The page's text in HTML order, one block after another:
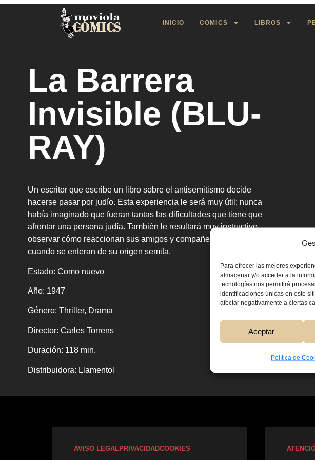
Para ofrecer las mejores
almacenar y/o acceder a la
tecnologías nos permitirá
identificaciones únicas en este
afectar negativamente a ciertas
Aceptar
Política de
INICIO COMICS LIBROS
La Barrera
Invisible (BLU-
RAY)
Un escritor que escribe un libro sobre el antisemitismo decide
hacerse pasar por judío. Esta experiencia le será muy útil: nunca
había imaginado que fueran tantas las dificultades que tiene que
afrontar una persona judía. También le resultará muy instructivo
observar cómo reaccionan sus amigos y compañeros de trabajo
cuando se enteran de su origen semita.
Estado: Como nuevo
Año: 1947
Género: Thriller, Drama
Director: Carles Torrens
Duración: 118 min.
Distribuidora: Llamentol
AVISO LEGALPRIVACIDADCOOKIES